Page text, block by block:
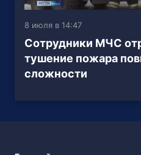
8 июля в 14:47
Сотрудники МЧС
тушение пожара
сложности